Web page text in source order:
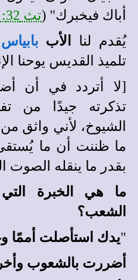
أباك فيخبرك" (تث 32: 7
يقدم لنا الأب
تلميذ القديس يوحنا
[لا أتردد في أن
تذكرته جيدًا من
الشيوخ، لأني واثق
ما ظننت أن ما
بقدر ما ينقله الصوت
ما هي الخبرة
الشعب؟
"يدك استأصلت أممًا
أضررت بالشعوب